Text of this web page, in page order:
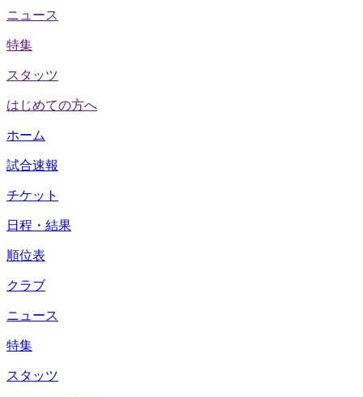
ニュース
特集
スタッツ
はじめての方へ
ホーム
試合速報
チケット
日程・結果
順位表
クラブ
ニュース
特集
スタッツ